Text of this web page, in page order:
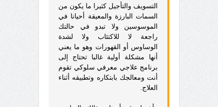
التسويف والتأجيل كثيرا ما يكون من
السمات البارزة والمعيقة أحيانا في
الموسوسين ولا تبدو في حالتك
راجعة لا للاكتئاب ولا لشدة
الوساوس أو القهورات وهو ما يعني
أنها مشكلة أولية غالبا تحتاج إلى
برنامج علاجي معرفي سلوكي تقوم
أنت ومعالجك بابتكاره وتطبيقه أثناء
العلاج.